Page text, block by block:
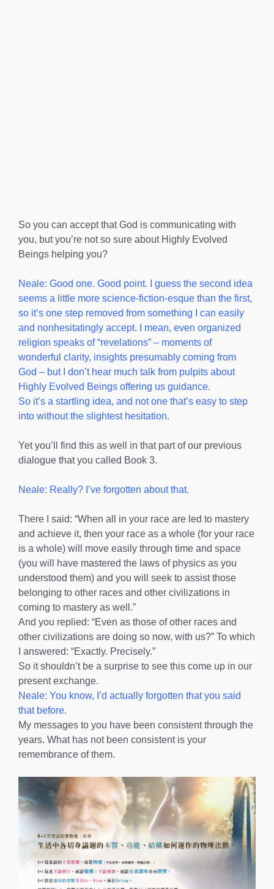
So you can accept that God is communicating with
you, but you’re not so sure about Highly Evolved
Beings helping you?
Neale: Good one. Good point. I guess the second idea
seems a little more science-fiction-esque than the first,
so it’s one step removed from something I can easily
and nonhesitatingly accept. I mean, even organized
religion speaks of “revelations” – moments of
wonderful clarity, insights presumably coming from
God – but I don’t hear much talk from pulpits about
Highly Evolved Beings offering us guidance.
So it’s a startling idea, and not one that’s easy to step
into without the slightest hesitation.
Yet you’ll find this as well in that part of our previous
dialogue that you called Book 3.
Neale: Really? I’ve forgotten about that.
There I said: “When all in your race are led to mastery
and achieve it, then your race as a whole (for your race
is a whole) will move easily through time and space
(you will have mastered the laws of physics as you
understood them) and you will seek to assist those
belonging to other races and other civilizations in
coming to mastery as well.”
And you replied: “Even as those of other races and
other civilizations are doing so now, with us?” To which
I answered: “Exactly. Precisely.”
So it shouldn’t be a surprise to see this come up in our
present exchange.
Neale: You know, I’d actually forgotten that you said
that before.
My messages to you have been consistent through the
years. What has not been consistent is your
remembrance of them.